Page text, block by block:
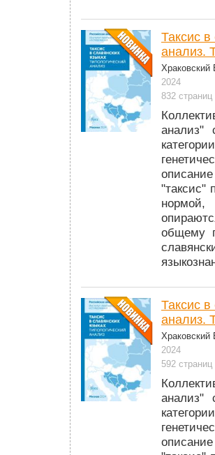
Таксис в
анализ.
2024
832 страниц
анализ"
"таксис"
нормой,
общему
Таксис в
анализ.
2024
592 страниц
анализ"